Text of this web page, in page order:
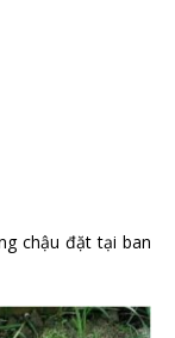
chậu đặt tại ban